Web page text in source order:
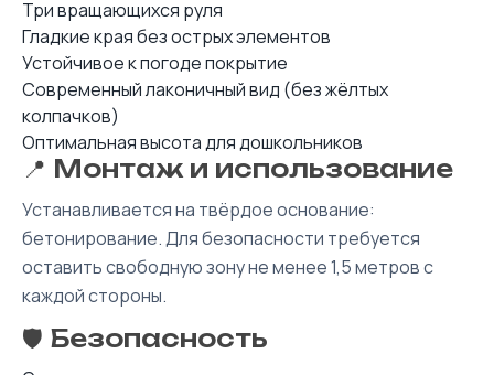
Три вращающихся руля
Гладкие края без острых элементов
Устойчивое к погоде покрытие
Современный лаконичный вид (без жёлтых
колпачков)
Оптимальная высота для дошкольников
📍 Монтаж и использование
Устанавливается на твёрдое основание:
бетонирование. Для безопасности требуется
оставить свободную зону не менее 1,5 метров с
каждой стороны.
🛡️ Безопасность